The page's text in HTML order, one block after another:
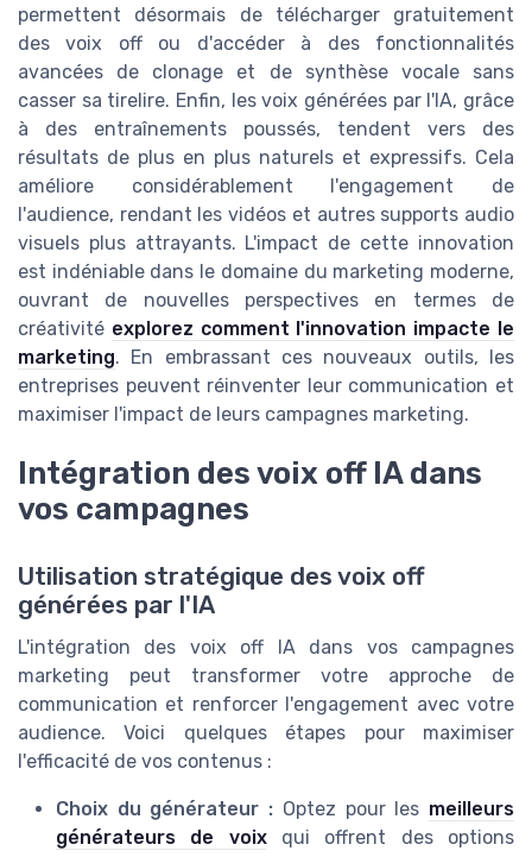
permettent désormais de télécharger gratuitement
des voix off ou d'accéder à des fonctionnalités
avancées de clonage et de synthèse vocale sans
casser sa tirelire. Enfin, les voix générées par l'IA, grâce
à des entraînements poussés, tendent vers des
résultats de plus en plus naturels et expressifs. Cela
améliore considérablement l'engagement de
l'audience, rendant les vidéos et autres supports audio
visuels plus attrayants. L'impact de cette innovation
est indéniable dans le domaine du marketing moderne,
ouvrant de nouvelles perspectives en termes de
créativité explorez comment l'innovation impacte le
marketing. En embrassant ces nouveaux outils, les
entreprises peuvent réinventer leur communication et
maximiser l'impact de leurs campagnes marketing.
Intégration des voix off IA dans
vos campagnes
Utilisation stratégique des voix off
générées par l'IA
L'intégration des voix off IA dans vos campagnes
marketing peut transformer votre approche de
communication et renforcer l'engagement avec votre
audience. Voici quelques étapes pour maximiser
l'efficacité de vos contenus :
Choix du générateur : Optez pour les meilleurs
générateurs de voixqui offrent des options